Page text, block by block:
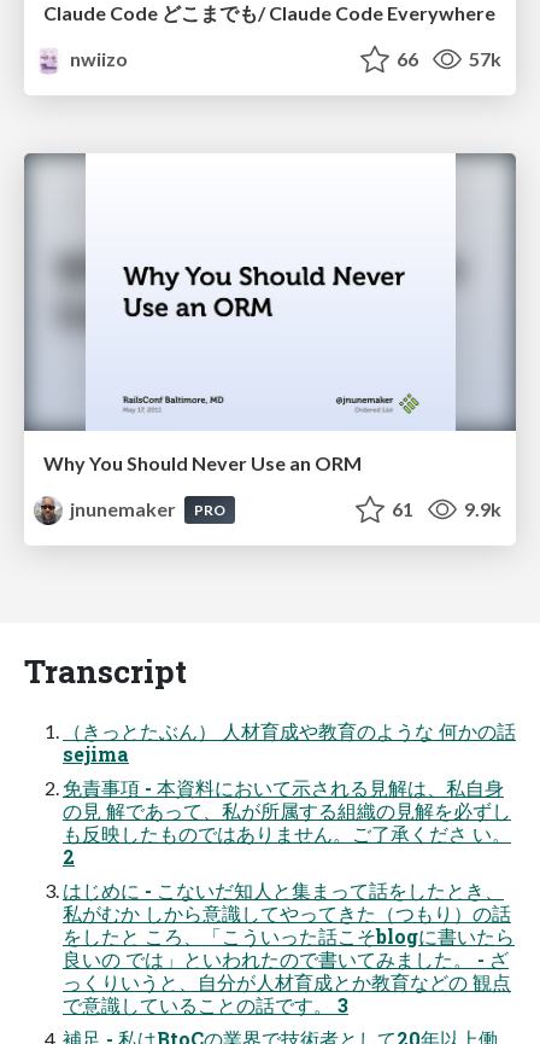
Claude Code どこまでも/ Claude Code Everywhere
nwiizo
66 57k
Why You Should Never Use an ORM
jnunemaker
PRO 61 9.9k
Transcript
（きっとたぶん） 人材育成や教育のような 何かの話
sejima
免責事項 - 本資料において示される見解は、私自身
の見 解であって、私が所属する組織の見解を必ずし
も反映したものではありません。ご了承くださ い。
2
はじめに - こないだ知人と集まって話をしたとき、
私がむか しから意識してやってきた（つもり）の話
をしたと ころ、「こういった話こそblogに書いたら
良いの では」といわれたので書いてみました。 - ざ
っくりいうと、自分が人材育成とか教育などの 観点
で意識していることの話です。 3
補足 - 私はBtoCの業界で技術者として20年以上働